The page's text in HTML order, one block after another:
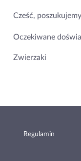
Cześć,
Oczekiwane
Zwierzaki
Regulamin